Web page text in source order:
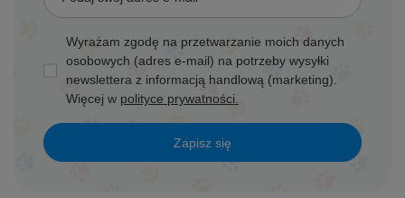
Wyrażam zgodę na przetwarzanie moich danych
osobowych (adres e-mail) na potrzeby wysyłki
newslettera z informacją handlową (marketing).
Więcej w polityce prywatności.
Zapisz się